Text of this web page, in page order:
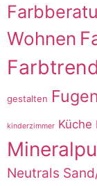
Wohnen
gestalten
kinderzimmer Küche
Neutrals